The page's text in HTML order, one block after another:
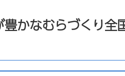
かなむらづくり全